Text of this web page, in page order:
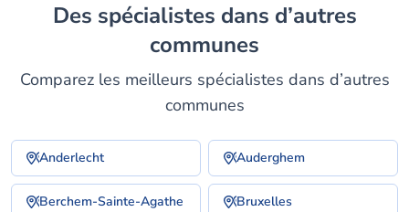
Des spécialistes dans d’autres
communes
Comparez les meilleurs spécialistes dans d’autres
communes
Anderlecht Auderghem
Berchem-Sainte-Agathe Bruxelles